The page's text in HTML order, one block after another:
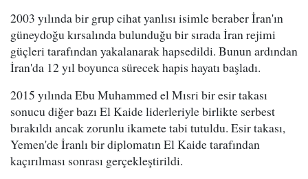
2003 yılında bir grup cihat yanlısı isimle beraber İran'ın
güneydoğu kırsalında bulunduğu bir sırada İran rejimi
güçleri tarafından yakalanarak hapsedildi. Bunun ardından
İran'da 12 yıl boyunca sürecek hapis hayatı başladı.
2015 yılında Ebu Muhammed el Mısri bir esir takası
sonucu diğer bazı El Kaide liderleriyle birlikte serbest
bırakıldı ancak zorunlu ikamete tabi tutuldu. Esir takası,
Yemen'de İranlı bir diplomatın El Kaide tarafından
kaçırılması sonrası gerçekleştirildi.